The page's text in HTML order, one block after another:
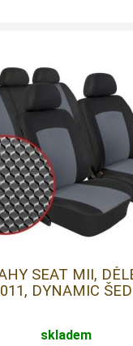
SEAT MII,
DYNAMIC
skladem